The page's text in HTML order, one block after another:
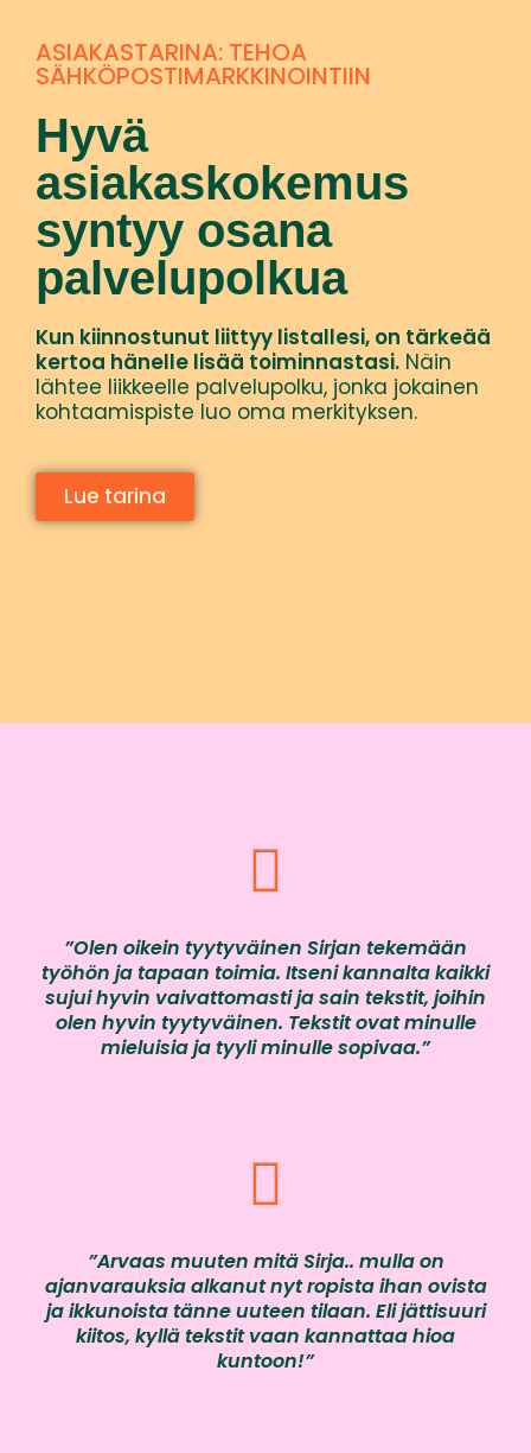
ASIAKASTARINA: TEHOA
SÄHKÖPOSTIMARKKINOINTIIN
Hyvä
asiakaskokemus
syntyy osana
palvelupolkua
Kun kiinnostunut liittyy listallesi, on tärkeää
kertoa hänelle lisää toiminnastasi. Näin
lähtee liikkeelle palvelupolku, jonka jokainen
kohtaamispiste luo oma merkityksen.
Lue tarina
”Olen oikein tyytyväinen Sirjan tekemään
työhön ja tapaan toimia. Itseni kannalta kaikki
sujui hyvin vaivattomasti ja sain tekstit, joihin
olen hyvin tyytyväinen. Tekstit ovat minulle
mieluisia ja tyyli minulle sopivaa.”
”Arvaas muuten mitä Sirja.. mulla on
ajanvarauksia alkanut nyt ropista ihan ovista
ja ikkunoista tänne uuteen tilaan. Eli jättisuuri
kiitos, kyllä tekstit vaan kannattaa hioa
kuntoon!”